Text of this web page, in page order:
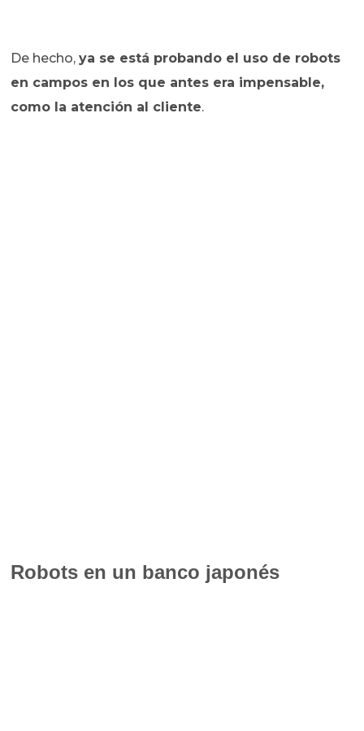
De hecho,ya se está probando el uso de robots
en campos en los que antes era impensable,
como la atención al cliente.
Robots en un banco japonés